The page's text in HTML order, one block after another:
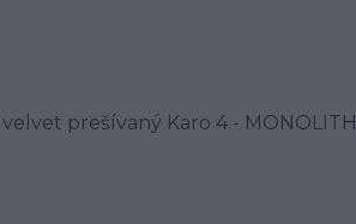
prešívaný Karo 4 - MONOLITH